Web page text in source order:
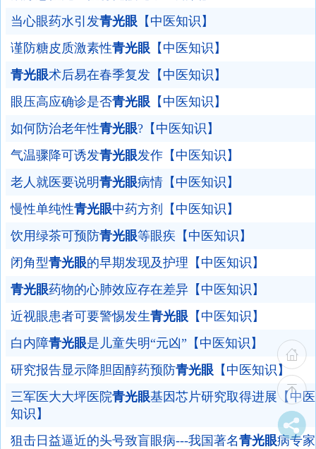
当心眼药水引发青光眼 【中医知识】
谨防糖皮质激素性青光眼 【中医知识】
青光眼术后易在春季复发【中医知识】
眼压高应确诊是否青光眼 【中医知识】
如何防治老年性青光眼?【中医知识】
气温骤降可诱发青光眼发作【中医知识】
老人就医要说明青光眼病情【中医知识】
慢性单纯性青光眼中药方剂【中医知识】
饮用绿茶可预防青光眼等眼疾【中医知识】
闭角型青光眼的早期发现及护理【中医知识】
青光眼药物的心肺效应存在差异【中医知识】
近视眼患者可要警惕发生青光眼 【中医知识】
白内障青光眼是儿童失明“元凶”【中医知识】
研究报告显示降胆固醇药预防青光眼 【中医知识】
三军医大大坪医院青光眼基因芯片研究取得进展【中医
知识】
狙击日益逼近的头号致盲眼病---我国著名青光眼病专家